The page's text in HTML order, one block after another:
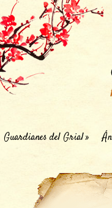
Guardianes del Grial